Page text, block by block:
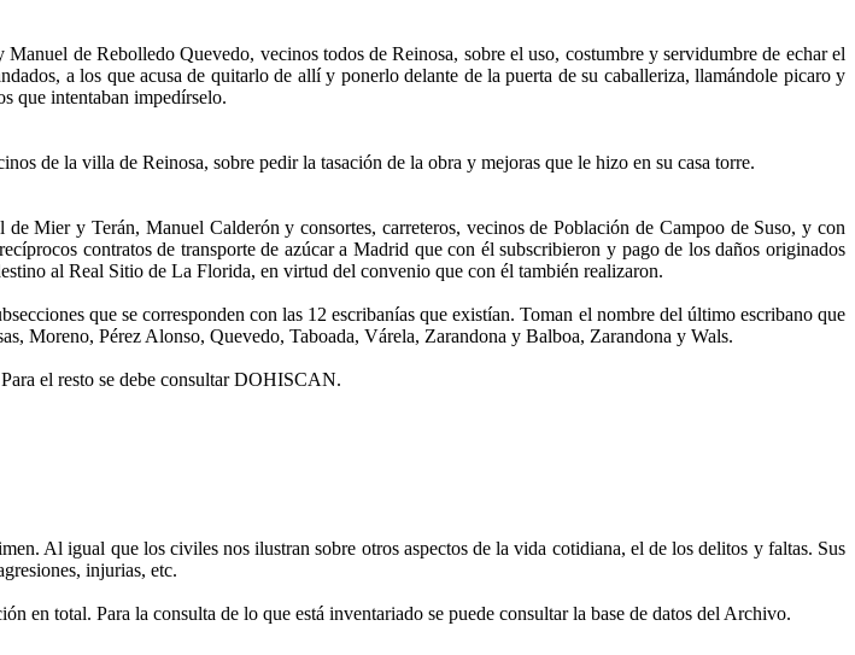
de Rebolledo Quevedo, vecinos todos de Reinosa, sobre el uso, costumbre y servidumbre de echar el
a los que acusa de quitarlo de allí y ponerlo delante de la puerta de su caballeriza, llamándole picaro y
que intentaban impedírselo.
de la villa de Reinosa, sobre pedir la tasación de la obra y mejoras que le hizo en su casa torre.
Mier y Terán, Manuel Calderón y consortes, carreteros, vecinos de Población de Campoo de Suso, y con
contratos de transporte de azúcar a Madrid que con él subscribieron y pago de los daños originados
al Real Sitio de La Florida, en virtud del convenio que con él también realizaron.
que se corresponden con las 12 escribanías que existían. Toman el nombre del último escribano que
Moreno, Pérez Alonso, Quevedo, Taboada, Várela, Zarandona y Balboa, Zarandona y Wals.
el resto se debe consultar DOHISCAN.
Al igual que los civiles nos ilustran sobre otros aspectos de la vida cotidiana, el de los delitos y faltas. Sus
injurias, etc.
en total. Para la consulta de lo que está inventariado se puede consultar la base de datos del Archivo.